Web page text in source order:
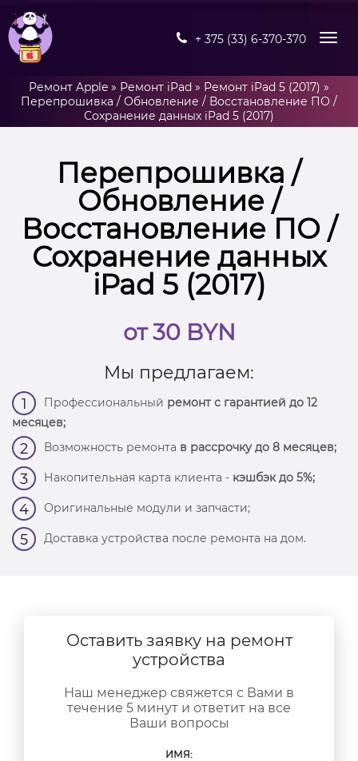
+ 375 (33) 6-370-370
Ремонт Apple » Ремонт iPad » Ремонт iPad 5 (2017) »
Перепрошивка / Обновление / Восстановление ПО /
Сохранение данных iPad 5 (2017)
Перепрошивка /
Обновление /
Восстановление ПО /
Сохранение данных
iPad 5 (2017)
от 30 BYN
Мы предлагаем:
1 Профессиональный ремонт с гарантией до 12
месяцев;
2 Возможность ремонта в рассрочку до 8 месяцев;
3 Накопительная карта клиента - кэшбэк до 5%;
4 Оригинальные модули и запчасти;
5 Доставка устройства после ремонта на дом.
Оставить заявку на ремонт
устройства
Наш менеджер свяжется с Вами в
течение 5 минут и ответит на все
Ваши вопросы
ИМЯ: